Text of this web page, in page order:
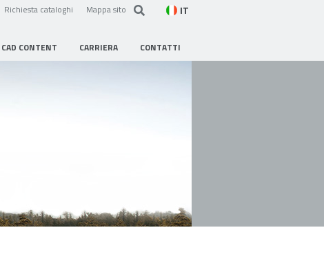
Richiesta cataloghi Mappa sito IT
CAD CONTENT CARRIERA CONTATTI